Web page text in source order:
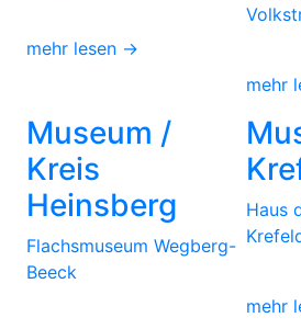
mehr lesen →
mehr
Museum /
Kreis
Heinsberg
Flachsmuseum Wegberg-
Beeck
Haus
mehr